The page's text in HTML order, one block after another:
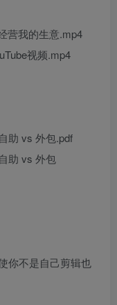
营我的生意.mp4
视频.mp4
助 vs 外包.pdf
助 vs 外包
你不是自己剪辑也